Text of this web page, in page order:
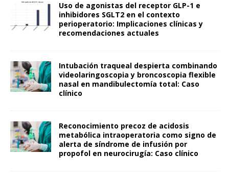
Uso de agonistas del receptor GLP-1 e
inhibidores SGLT2 en el contexto
perioperatorio: Implicaciones clínicas y
recomendaciones actuales
Intubación traqueal despierta combinando
videolaringoscopia y broncoscopia flexible
nasal en mandibulectomía total: Caso
clínico
Reconocimiento precoz de acidosis
metabólica intraoperatoria como signo de
alerta de síndrome de infusión por
propofol en neurocirugía: Caso clínico